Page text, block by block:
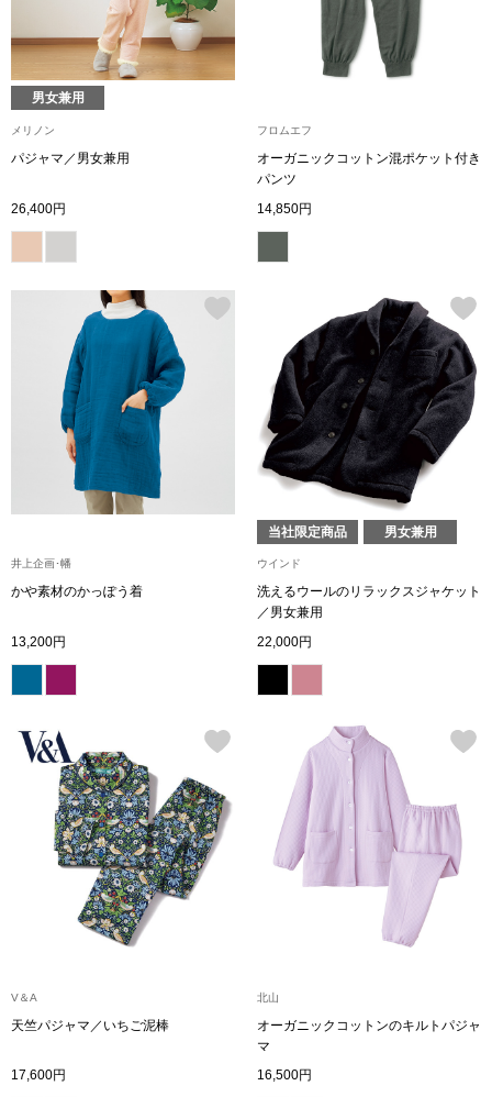
クラッチバッグ
リュック･バッ
その他
シューズ
スリップオン
レースアップ
パンプス
サンダル
その他
財布／小物
男女兼用
メリノン
パジャマ／男女兼用
26,400円
フロムエフ
オーガニックコットン混ポケット付き
パンツ
14,850円
井上企画･幡
かや素材のかっぽう着
13,200円
当社限定商品 男女兼用
ウインド
洗えるウールのリラックスジャケット
／男女兼用
22,000円
V＆A
天竺パジャマ／いちご泥棒
17,600円
北山
オーガニックコットンのキルトパジャ
マ
16,500円